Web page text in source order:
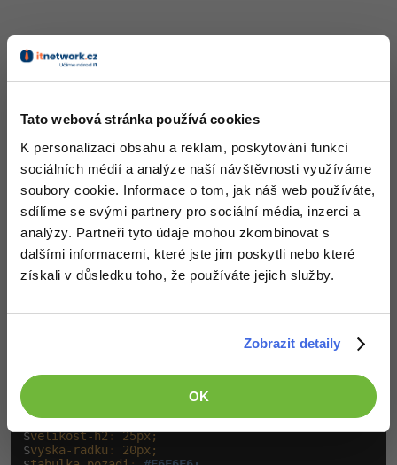
Tato webová stránka používá cookies
K personalizaci obsahu a reklam, poskytování funkcí
sociálních médií a analýze naší návštěvnosti využíváme
soubory cookie. Informace o tom, jak náš web používáte,
sdílíme se svými partnery pro sociální média, inzerci a
analýzy. Partneři tyto údaje mohou zkombinovat s
dalšími informacemi, které jste jim poskytli nebo které
získali v důsledku toho, že používáte jejich služby.
Zobrazit detaily
OK
Pozvánka na komunitní sraz
vložené. V něm budeme mít obrázek, nadpis
několik odstavců s popisem akce, nadpis <h2>
formulář pro přihlášení. Formulář bude obsahovat
tabulku, v níž se bude zadávat jméno a potvrzovat
příchod na akci. Také bude obsahovat potvrzovací
tlačítko.
Nastylujete tedy pozvánku s využitím hnízdění,
proměnných, rozšíření atd. Můžete využít následující
$padding: 10px;
$
velikost-h1: 40px;
$velikost-h2: 25px;
$vyska-radku :
20px;